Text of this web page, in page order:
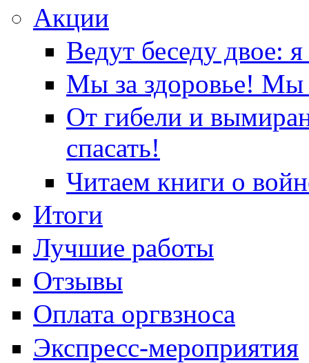
Акции
Ведут беседу двое:
Мы за здоровье! Мы
От гибели и
спасать!
Читаем книги о
Итоги
Лучшие работы
Отзывы
Оплата оргвзноса
Экспресс-мероприятия